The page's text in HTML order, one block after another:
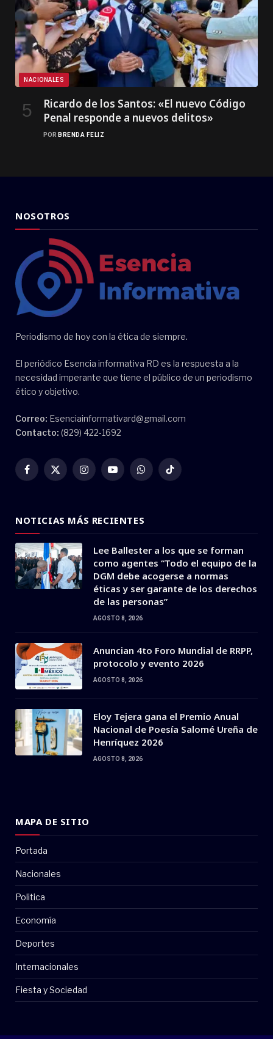
NACIONALES
Ricardo de los Santos: «El nuevo Código
Penal responde a nuevos delitos»
POR BRENDA FELIZ
NOSOTROS
Periodismo de hoy con la ética de siempre.
El periódico Esencia informativa RD es la respuesta a la
necesidad imperante que tiene el público de un periodismo
ético y objetivo.
Correo: Esenciainformativard@gmail.com
Contacto: (829) 422-1692
Facebook
X
InstagramYouTubeWhatsAppTikTok
NOTICIAS MÁS RECIENTES
Lee Ballester a los que se forman
como agentes “Todo el equipo de la
DGM debe acogerse a normas
éticas y ser garante de los derechos
de las personas”
AGOSTO 8, 2026
Anuncian 4to Foro Mundial de RRPP,
protocolo y evento 2026
AGOSTO 8, 2026
Eloy Tejera gana el Premio Anual
Nacional de Poesía Salomé Ureña de
Henríquez 2026
AGOSTO 8, 2026
MAPA DE SITIO
Portada
Nacionales
Politica
Economía
Deportes
Internacionales
Fiesta y Sociedad